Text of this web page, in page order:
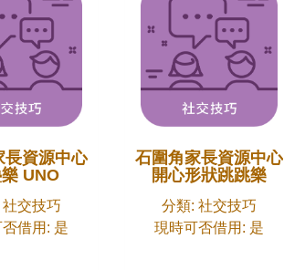
長資源中心
UNO
社交技巧
借用: 是
石圍角家長資源中心
開心形狀跳跳樂
分類: 社交技巧
現時可否借用: 是